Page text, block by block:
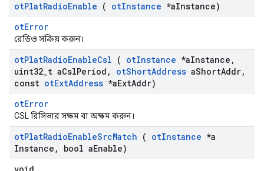
otPlatRadioEnable ( otInstance *aInstance)
otError
রেডিও সক্রিয় করুন।
otPlatRadioEnableCsl ( otInstance *aInstance ,
uint32 t aCslPeriod , otShortAddress aShortAddr,
const otExtAddress *aExtAddr)
otError
CSL রিসিভার সক্ষম বা অক্ষম করুন।
otPlatRadioEnableSrcMatch ( otInstance *a
Instance , bool aEnable)